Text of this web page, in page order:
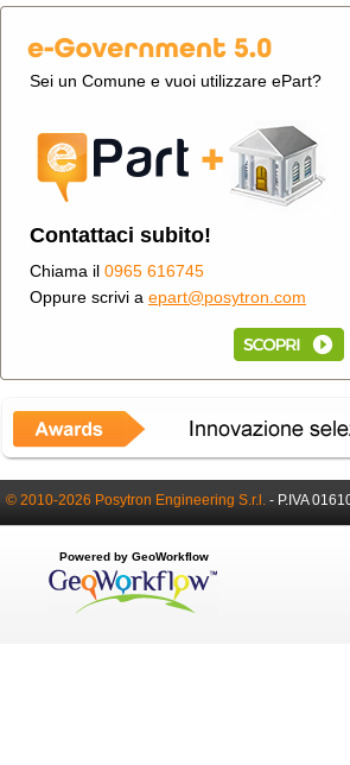
Sei un Comune e vuoi utilizzare ePart?
Contattaci subito!
Chiama il 0965 616745
Oppure scrivi a epart@posytron.com
© 2010-2026 Posytron Engineering S.r.l. - P.IVA
Powered by GeoWorkflow